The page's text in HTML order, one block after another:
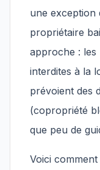
une exception
propriétaire
approche : les
interdites à la
prévoient des
(copropriété
que peu de
Voici